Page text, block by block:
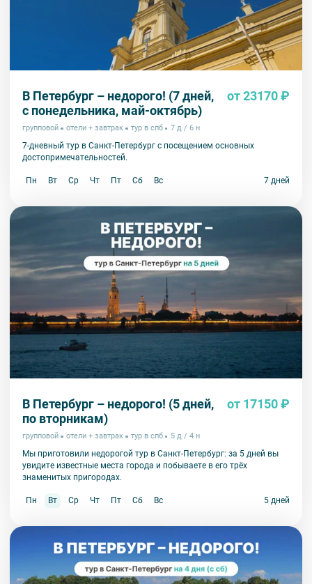
В Петербург – недорого! (7 дней,
с понедельника, май-октябрь)
от 23170 ₽
групповой отели + завтрак тур в спб 7 д / 6 н
7-дневный тур в Санкт-Петербург с посещением основных
достопримечательностей.
Пн Вт Ср Чт Пт Сб Вс 7 дней
В Петербург – недорого! (5 дней,
по вторникам)
от 17150 ₽
групповой отели + завтрак тур в спб 5 д / 4 н
Мы приготовили недорогой тур в Санкт-Петербург: за 5 дней вы
увидите известные места города и побываете в его трёх
знаменитых пригородах.
Пн Вт Ср Чт Пт Сб Вс 5 дней